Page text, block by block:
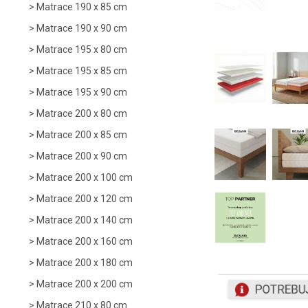
Matrace 190 x 85 cm
Matrace 190 x 90 cm
Matrace 195 x 80 cm
Matrace 195 x 85 cm
Matrace 195 x 90 cm
Matrace 200 x 80 cm
Matrace 200 x 85 cm
Matrace 200 x 90 cm
Matrace 200 x 100 cm
Matrace 200 x 120 cm
Matrace 200 x 140 cm
Matrace 200 x 160 cm
Matrace 200 x 180 cm
Matrace 200 x 200 cm
Matrace 210 x 80 cm